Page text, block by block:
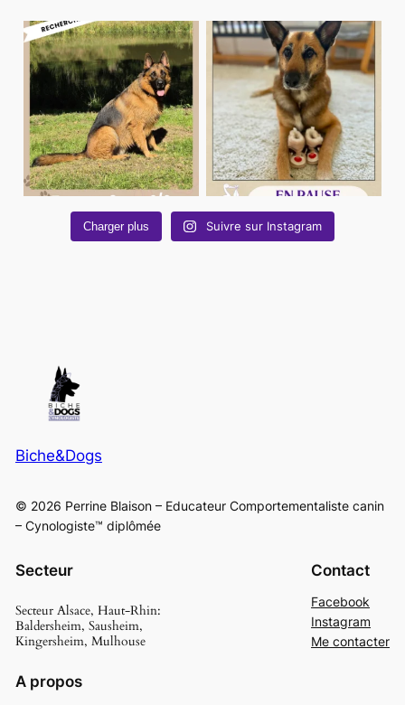
Charger plus Suivre sur Instagram
Biche&Dogs
© 2026 Perrine Blaison – Educateur Comportementaliste canin
– Cynologiste™ diplômée
Secteur
Secteur Alsace, Haut-Rhin:
Baldersheim, Sausheim,
Kingersheim, Mulhouse
Contact
Facebook
Instagram
Me contacter
A propos